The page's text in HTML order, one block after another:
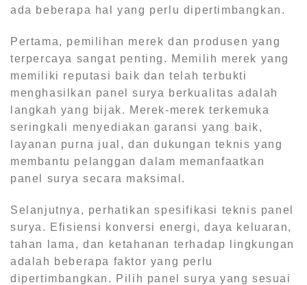
ada beberapa hal yang perlu dipertimbangkan.
Pertama, pemilihan merek dan produsen yang
terpercaya sangat penting. Memilih merek yang
memiliki reputasi baik dan telah terbukti
menghasilkan panel surya berkualitas adalah
langkah yang bijak. Merek-merek terkemuka
seringkali menyediakan garansi yang baik,
layanan purna jual, dan dukungan teknis yang
membantu pelanggan dalam memanfaatkan
panel surya secara maksimal.
Selanjutnya, perhatikan spesifikasi teknis panel
surya. Efisiensi konversi energi, daya keluaran,
tahan lama, dan ketahanan terhadap lingkungan
adalah beberapa faktor yang perlu
dipertimbangkan. Pilih panel surya yang sesuai